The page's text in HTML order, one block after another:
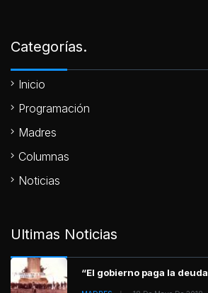
Categorías.
Inicio
Programación
Madres
Columnas
Noticias
Ultimas Noticias
“El gobierno paga la deuda